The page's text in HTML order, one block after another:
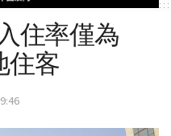
住率僅為
住客